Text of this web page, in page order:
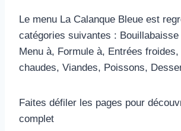
Le menu La Calanque Bleue est
catégories suivantes : Bouillabaisse
Menu à, Formule à, Entrées froides,
chaudes, Viandes, Poissons,
Faites défiler les pages pour
complet